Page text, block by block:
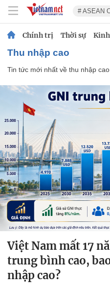
# ASEAN
Chính trị Thời sự
thu nhập cao
Tin tức mới nhất về thu nhập cao
Việt Nam mất 17
trung bình cao,
nhập cao?